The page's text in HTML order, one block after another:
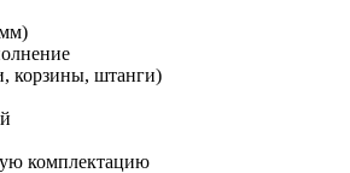
корзины, штанги)
комплектацию